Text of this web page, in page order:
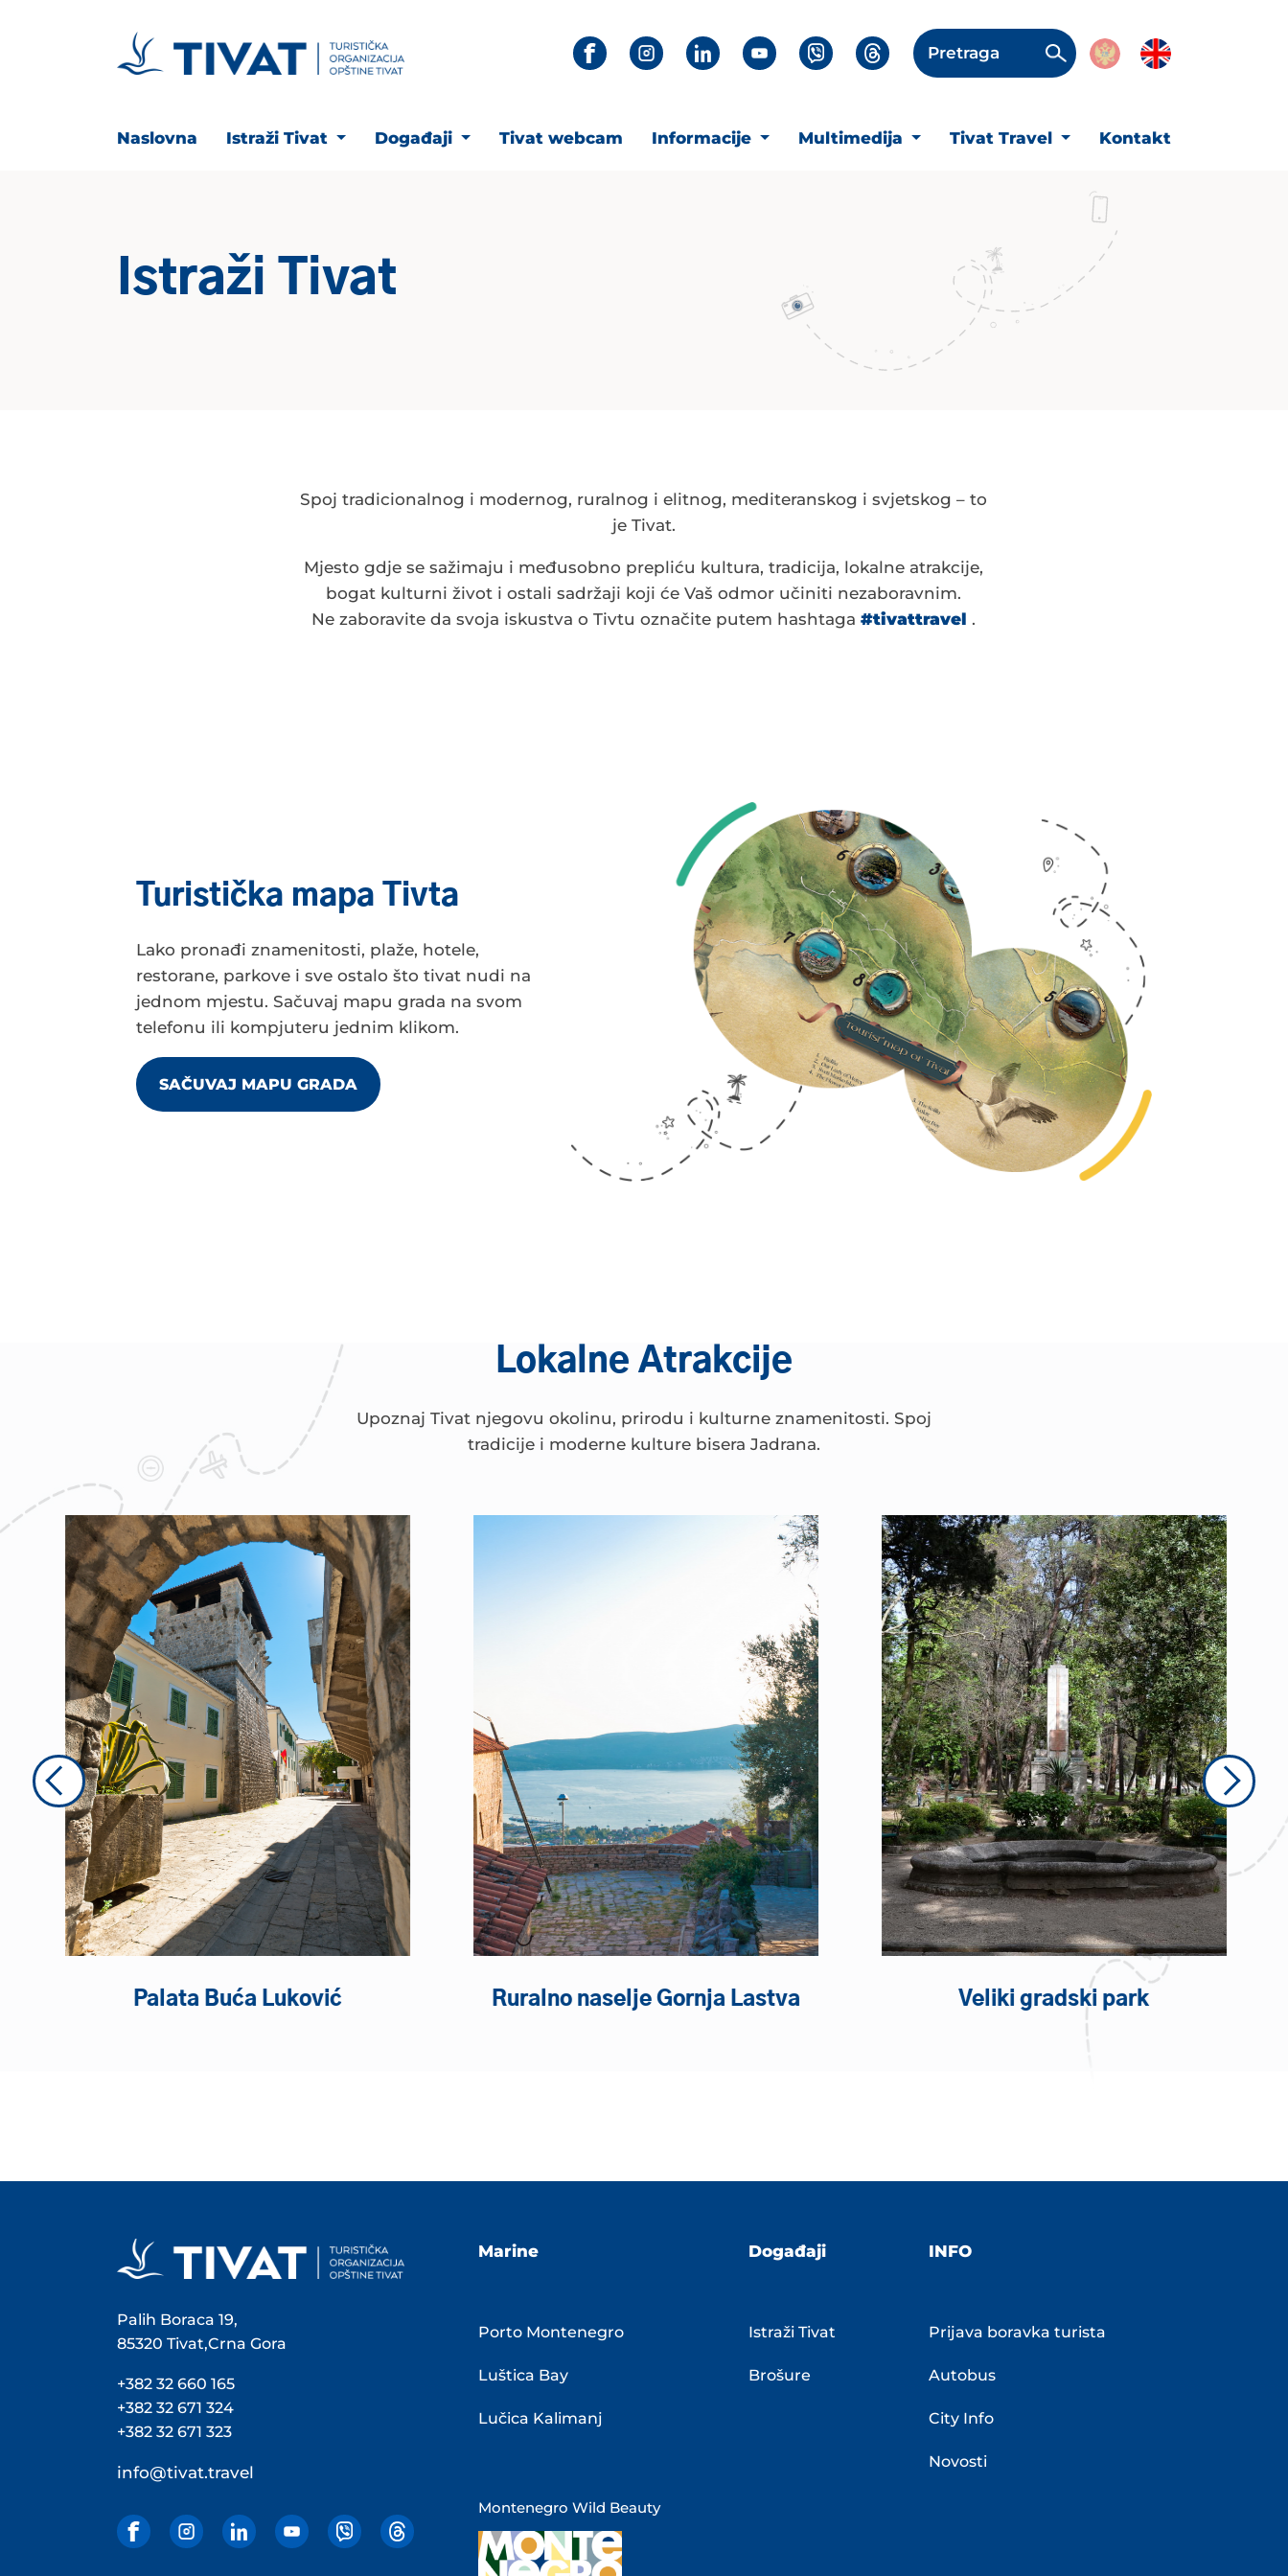
Pretraga
Naslovna Istraži Tivat Događaji Tivat webcam Informacije Multimedija Tivat Travel Kontakt
Istraži Tivat
Spoj tradicionalnog i modernog, ruralnog i elitnog, mediteranskog i svjetskog – to
je Tivat.
Mjesto gdje se sažimaju i međusobno prepliću kultura, tradicija, lokalne atrakcije,
bogat kulturni život i ostali sadržaji koji će Vaš odmor učiniti nezaboravnim.
Ne zaboravite da svoja iskustva o Tivtu označite putem hashtaga#tivattravel .
Turistička mapa Tivta
Lako pronađi znamenitosti, plaže, hotele,
restorane, parkove i sve ostalo što tivat nudi na
jednom mjestu. Sačuvaj mapu grada na svom
telefonu ili kompjuteru jednim klikom.
SAČUVAJ MAPU GRADA
Lokalne Atrakcije
Upoznaj Tivat njegovu okolinu, prirodu i kulturne znamenitosti. Spoj
tradicije i moderne kulture bisera Jadrana.
Previous
Palata Buća Luković Ruralno naselje Gornja Lastva Veliki gradski park
Next
Palih Boraca 19,
85320 Tivat,Crna Gora
+382 32 660 165
+382 32 671 324
+382 32 671 323
info@tivat.travel
Marine
Porto Montenegro
Luštica Bay
Lučica Kalimanj
Montenegro Wild Beauty
Događaji
Istraži Tivat
Brošure
INFO
Prijava boravka turista
Autobus
City Info
Novosti